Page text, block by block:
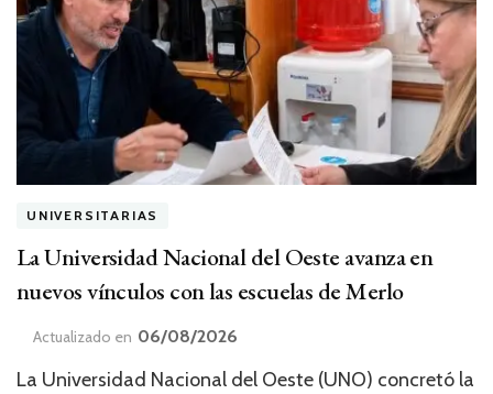
UNIVERSITARIAS
La Universidad Nacional del Oeste avanza en
nuevos vínculos con las escuelas de Merlo
Actualizado en 06/08/2026
La Universidad Nacional del Oeste (UNO) concretó la